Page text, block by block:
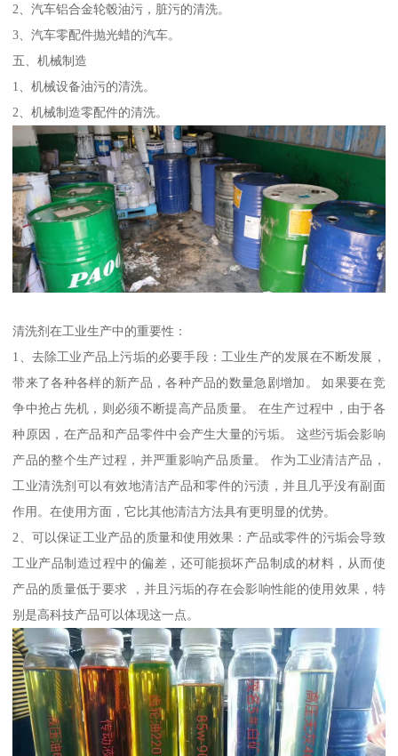
2、汽车铝合金轮毂油污，脏污的清洗。
3、汽车零配件抛光蜡的汽车。
五、机械制造
1、机械设备油污的清洗。
2、机械制造零配件的清洗。
清洗剂在工业生产中的重要性：
1、去除工业产品上污垢的必要手段：工业生产的发展在不断发展，
带来了各种各样的新产品，各种产品的数量急剧增加。 如果要在竞
争中抢占先机，则必须不断提高产品质量。 在生产过程中，由于各
种原因，在产品和产品零件中会产生大量的污垢。 这些污垢会影响
产品的整个生产过程，并严重影响产品质量。 作为工业清洁产品，
工业清洗剂可以有效地清洁产品和零件的污渍，并且几乎没有副面
作用。在使用方面，它比其他清洁方法具有更明显的优势。
2、可以保证工业产品的质量和使用效果：产品或零件的污垢会导致
工业产品制造过程中的偏差，还可能损坏产品制成的材料，从而使
产品的质量低于要求 ，并且污垢的存在会影响性能的使用效果，特
别是高科技产品可以体现这一点。